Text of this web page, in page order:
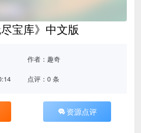
宝库》中文版
作者：趣奇
点评：0 条
资源点评